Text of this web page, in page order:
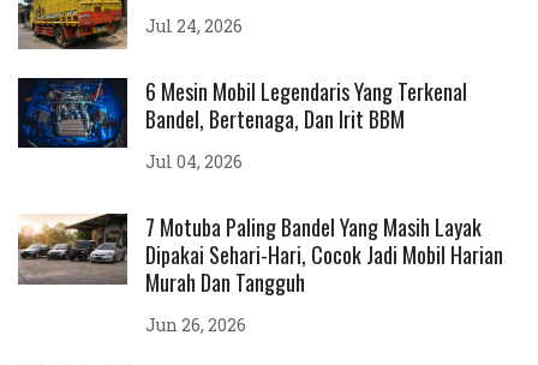
Jul 24, 2026
6 Mesin Mobil Legendaris Yang Terkenal
Bandel, Bertenaga, Dan Irit BBM
Jul 04, 2026
7 Motuba Paling Bandel Yang Masih Layak
Dipakai Sehari-Hari, Cocok Jadi Mobil Harian
Murah Dan Tangguh
Jun 26, 2026